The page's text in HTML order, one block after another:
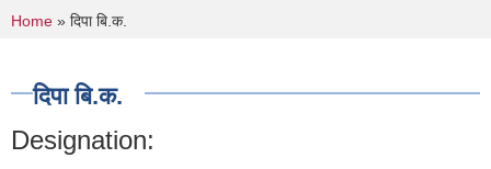
You are here
Home » दिपा बि.क.
दिपा बि.क.
Designation: